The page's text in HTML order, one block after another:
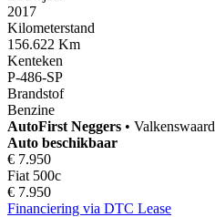
2017
Kilometerstand
156.622 Km
Kenteken
P-486-SP
Brandstof
Benzine
AutoFirst Neggers • Valkenswaard
Auto beschikbaar
€ 7.950
Fiat 500c
€ 7.950
Financiering via DTC Lease